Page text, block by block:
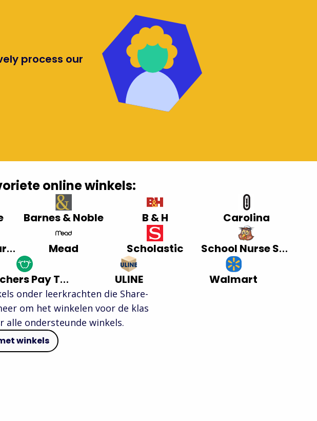
process our
online winkels:
Barnes & Noble B & H Carolina
Lakeshore Learning Mead Scholastic School Nurse Supply
Teachers Pay Teachers ULINE Walmart
onder leerkrachten die Share-
om het winkelen voor de klas
alle ondersteunde winkels.
winkels